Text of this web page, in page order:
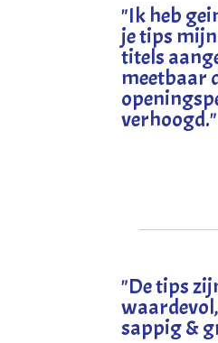
"Ik heb
je tips
titels
meetbaar
verhoogd."
"De tips
sappig &